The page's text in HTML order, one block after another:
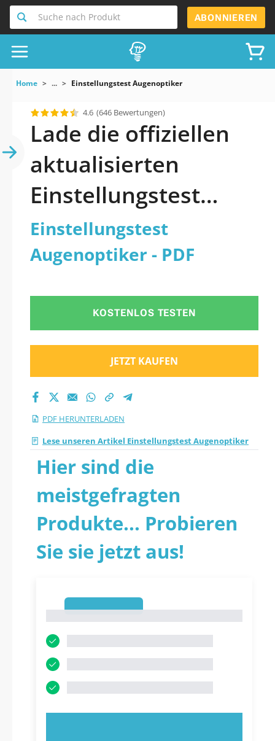
Suche nach Produkt ABONNIEREN
Home ... Einstellungstest Augenoptiker
4.6 (646 Bewertungen)
Lade die offiziellen
aktualisierten
Einstellungstest
Augenoptiker Quiz
2026 PDF herunter
Einstellungstest
Augenoptiker - PDF
KOSTENLOS TESTEN
JETZT KAUFEN
PDF HERUNTERLADEN
Lese unseren Artikel Einstellungstest Augenoptiker
Hier sind die
meistgefragten
Produkte... Probieren
Sie sie jetzt aus!